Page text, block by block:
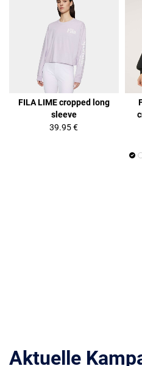
FILA LIME cropped long
sleeve
39.95 €
Aktuelle